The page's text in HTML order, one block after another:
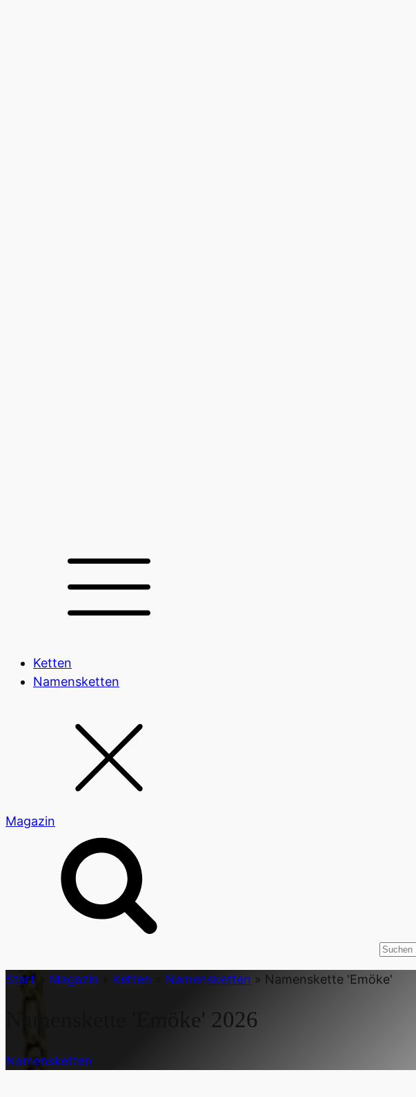
Ketten
Namensketten
Magazin
Start
Magazin Ketten Namensketten » Namenskette 'Emöke'
Namenskette 'Emöke' 2026
Namensketten